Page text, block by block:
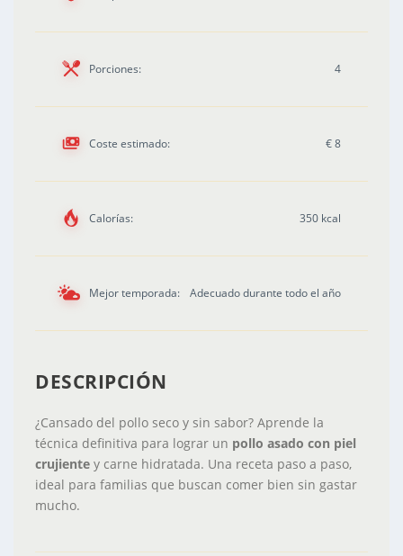
Porciones: 4
Coste estimado: € 8
Calorías: 350 kcal
Mejor temporada: Adecuado durante todo el año
DESCRIPCIÓN
¿Cansado del pollo seco y sin sabor? Aprende la
técnica definitiva para lograr un pollo asado con piel
crujiente y carne hidratada. Una receta paso a paso,
ideal para familias que buscan comer bien sin gastar
mucho.